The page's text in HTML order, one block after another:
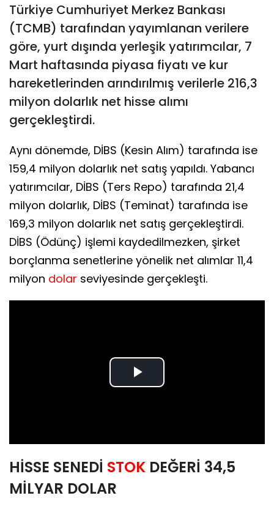
Türkiye Cumhuriyet Merkez Bankası
(TCMB) tarafından yayımlanan verilere
göre, yurt dışında yerleşik yatırımcılar, 7
Mart haftasında piyasa fiyatı ve kur
hareketlerinden arındırılmış verilerle 216,3
milyon dolarlık net hisse alımı
gerçekleştirdi.
Aynı dönemde, DİBS (Kesin Alım) tarafında ise
159,4 milyon dolarlık net satış yapıldı. Yabancı
yatırımcılar, DİBS (Ters Repo) tarafında 21,4
milyon dolarlık, DİBS (Teminat) tarafında ise
169,3 milyon dolarlık net satış gerçekleştirdi.
DİBS (Ödünç) işlemi kaydedilmezken, şirket
borçlanma senetlerine yönelik net alımlar 11,4
milyon dolar seviyesinde gerçekleşti.
Play
HİSSE SENEDİ STOK DEĞERİ 34,5
MİLYAR DOLAR